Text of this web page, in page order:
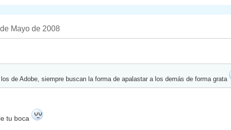
Mayo de 2008
de Adobe, siempre buscan la forma de apalastar a los demás de forma grata
tu boca